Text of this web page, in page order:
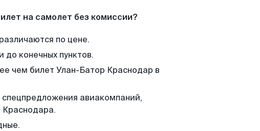
на самолет без комиссии?
по цене.
конечных пунктов.
чем билет Улан-Батор Краснодар в
авиакомпаний,
Краснодара.